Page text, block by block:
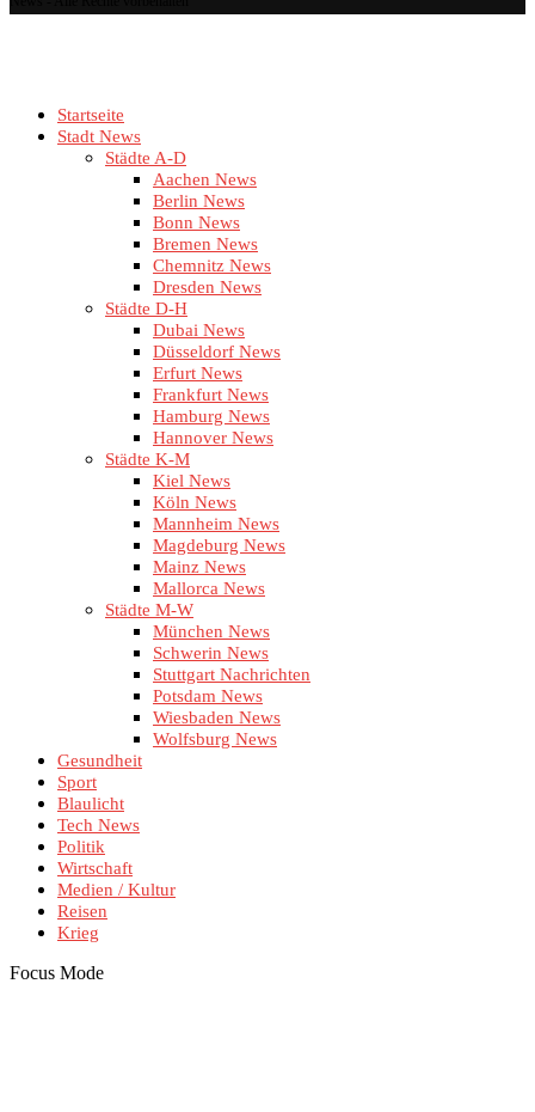
Startseite
Stadt News
Städte A-D
Aachen News
Berlin News
Bonn News
Bremen News
Chemnitz News
Dresden News
Städte D-H
Dubai News
Düsseldorf News
Erfurt News
Frankfurt News
Hamburg News
Hannover News
Städte K-M
Kiel News
Köln News
Mannheim News
Magdeburg News
Mainz News
Mallorca News
Städte M-W
München News
Schwerin News
Stuttgart Nachrichten
Potsdam News
Wiesbaden News
Wolfsburg News
Gesundheit
Sport
Blaulicht
Tech News
Politik
Wirtschaft
Medien / Kultur
Reisen
Krieg
Focus Mode